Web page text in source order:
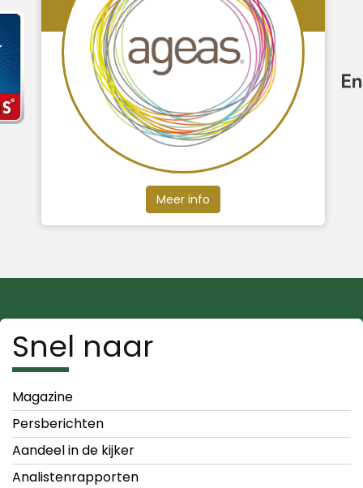
Meer info
Snel naar
Magazine
Persberichten
Aandeel in de kijker
Analistenrapporten